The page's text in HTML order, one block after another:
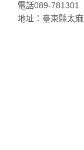
電話089-781301
地址：臺東縣太